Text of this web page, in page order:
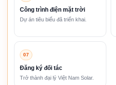
Công trình điện mặt trời
Dự án tiêu biểu đã triển khai.
07
Đăng ký đối tác
Trở thành đại lý Việt Nam Solar.